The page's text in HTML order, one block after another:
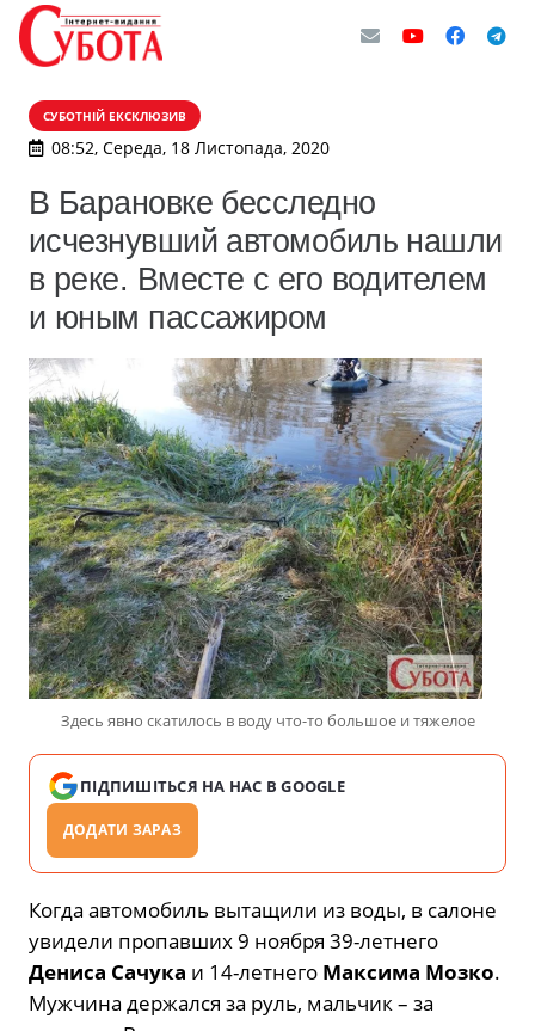
СУБОТНІЙ ЕКСКЛЮЗИВ
08:52, Середа, 18 Листопада, 2020
В Барановке бесследно
исчезнувший автомобиль нашли
в реке. Вместе с его водителем
и юным пассажиром
Здесь явно скатилось в воду что-то большое и тяжелое
ПІДПИШІТЬСЯ НА НАС В GOOGLE
ДОДАТИ ЗАРАЗ
Когда автомобиль вытащили из воды, в салоне
увидели пропавших 9 ноября 39-летнего
Дениса Сачука и 14-летнего Максима Мозко.
Мужчина держался за руль, мальчик – за